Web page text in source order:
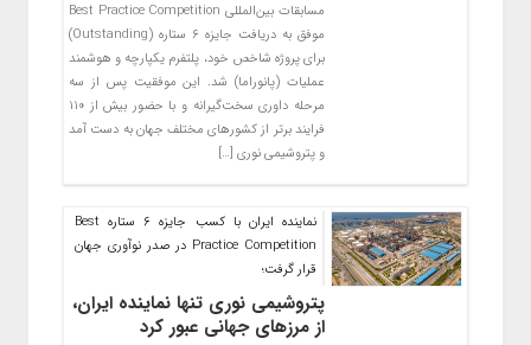
مسابقات بین‌المللی Best Practice Competition
موفق به دریافت جایزه ۶ ستاره (Outstanding)
برای پروژه شاخص خود، پلتفرم یکپارچه و هوشمند
عملیات (پانوراما) شد. این موفقیت پس از سه
مرحله داوری سخت‌گیرانه و با حضور بیش از ۱۱۰
فرایند برتر از کشورهای مختلف جهان به دست آمد
و پتروشیمی نوری […]
نماینده ایران با کسب جایزه ۶ ستاره Best
Practice Competition در صدر نوآوری جهان
قرار گرفت؛
پتروشیمی نوری تنها نماینده ایران،
از مرزهای جهانی‌ عبور کرد